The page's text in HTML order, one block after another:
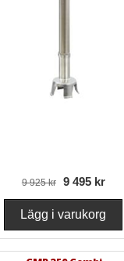
9 925 kr 9 495 kr